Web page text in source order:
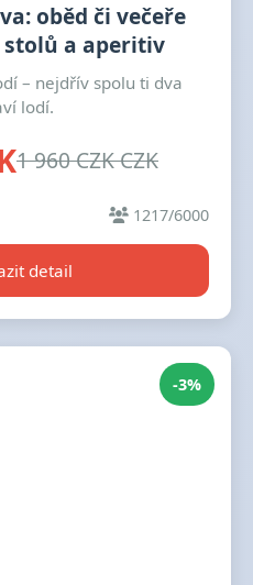
oběd či večeře
a aperitiv
– nejdřív spolu ti dva
lodí.
1 960 CZK CZK
1217/6000
detail
-3%